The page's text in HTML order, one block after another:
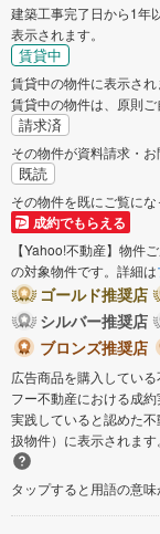
建築工事完了日から1年
表示されます。
賃貸中
賃貸中の物件に表示され
賃貸中の物件は、原則ご
請求済
その物件が資料請求・
既読
その物件を既にご覧にな
成約でもらえる
【Yahoo!不動産】物件
の対象物件です。詳細は
ゴールド推奨店
シルバー推奨店
ブロンズ推奨店
広告商品を購入してい
フー不動産における成
実践していると認めた
扱物件）に表示されます。
タップすると用語の意味